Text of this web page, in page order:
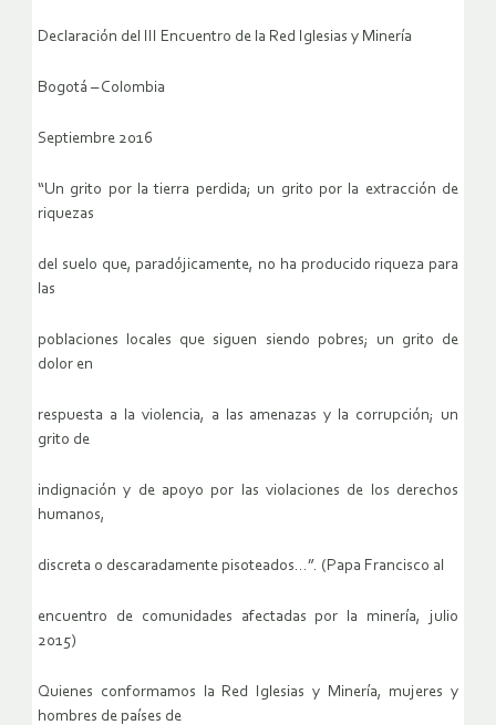
Declaración del III Encuentro de la Red Iglesias y Minería
Bogotá – Colombia
Septiembre 2016
“Un grito por la tierra perdida; un grito por la extracción de
riquezas
del suelo que, paradójicamente, no ha producido riqueza para
las
poblaciones locales que siguen siendo pobres; un grito de
dolor en
respuesta a la violencia, a las amenazas y la corrupción; un
grito de
indignación y de apoyo por las violaciones de los derechos
humanos,
discreta o descaradamente pisoteados…”. (Papa Francisco al
encuentro de comunidades afectadas por la minería, julio
2015)
Quienes conformamos la Red Iglesias y Minería, mujeres y
hombres de países de